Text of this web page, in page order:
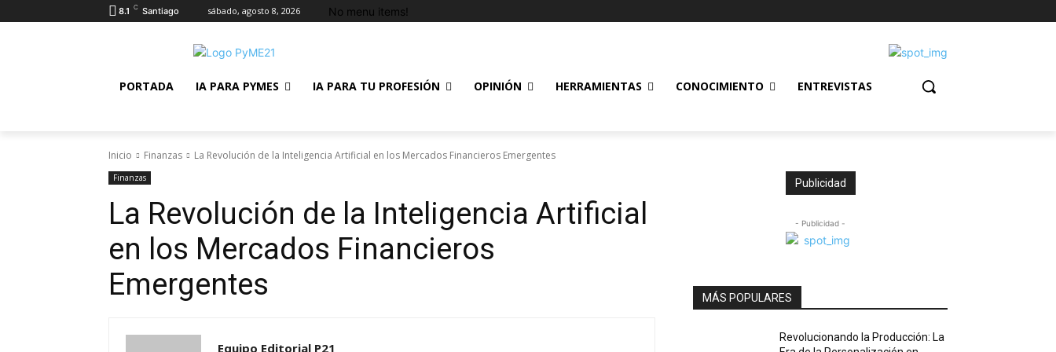
8.1 C Santiago sábado, agosto 8, 2026 No menu items!
PORTADA IA PARA PYMES IA PARA TU PROFESIÓN OPINIÓN HERRAMIENTAS CONOCIMIENTO ENTREVISTAS
Inicio Finanzas La Revolución de la Inteligencia Artificial en los Mercados Financieros Emergentes
Finanzas
La Revolución de la Inteligencia Artificial
en los Mercados Financieros
Emergentes
Equipo Editorial P21
Publicidad
- Publicidad -
MÁS POPULARES
Revolucionando la Producción: La